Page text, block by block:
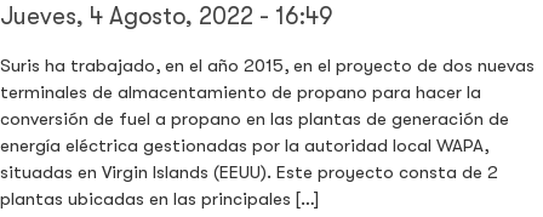
Jueves, 4 Agosto, 2022 - 16:49
Suris ha trabajado, en el año 2015, en el proyecto de dos nuevas
terminales de almacentamiento de propano para hacer la
conversión de fuel a propano en las plantas de generación de
energía eléctrica gestionadas por la autoridad local WAPA,
situadas en Virgin Islands (EEUU). Este proyecto consta de 2
plantas ubicadas en las principales […]